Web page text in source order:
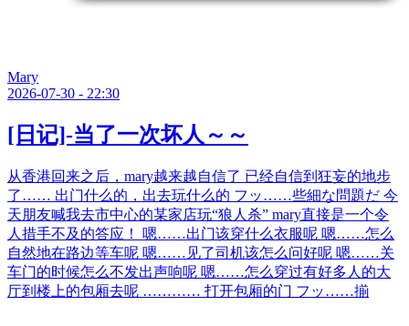
Mary
2026-07-30 - 22:30
[日记]-当了一次坏人～～
从香港回来之后，mary越来越自信了 已经自信到狂妄的地步
了…… 出门什么的，出去玩什么的 フッ……些細な問題だ 今
天朋友喊我去市中心的某家店玩“狼人杀” mary直接是一个令
人措手不及的答应！ 嗯……出门该穿什么衣服呢 嗯……怎么
自然地在路边等车呢 嗯……见了司机该怎么问好呢 嗯……关
车门的时候怎么不发出声响呢 嗯……怎么穿过有好多人的大
厅到楼上的包厢去呢 ………… 打开包厢的门 フッ……揃